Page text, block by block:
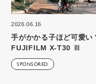
2026.06.16
手がかかる子ほど可愛い
FUJIFILM X-T30 Ⅲ
SPONSORED